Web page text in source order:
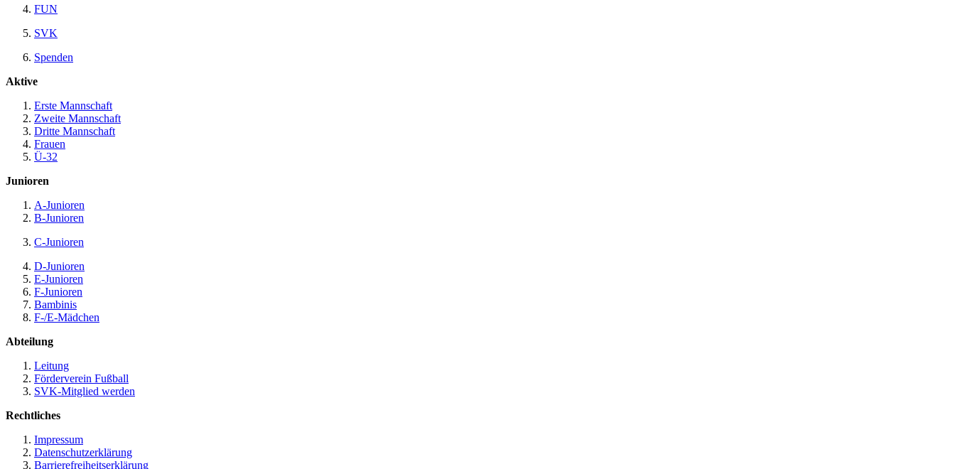
FUN
SVK
Spenden
Aktive
Erste​ Mannschaft
Zweite​ Mannschaft
Dritte​ Mannschaft
Frauen
Ü-32
Junioren
A-Junioren
B-Junioren
C-Junioren
D-Junioren
E-Junioren
F-Junioren
Bambinis
F-/E-Mädchen
Abteilung
Leitung
Förderverein Fußball
SVK-Mitglied werden
Rechtliches
Impressum
Datenschutzerklärung
Barrierefreiheitserklärung